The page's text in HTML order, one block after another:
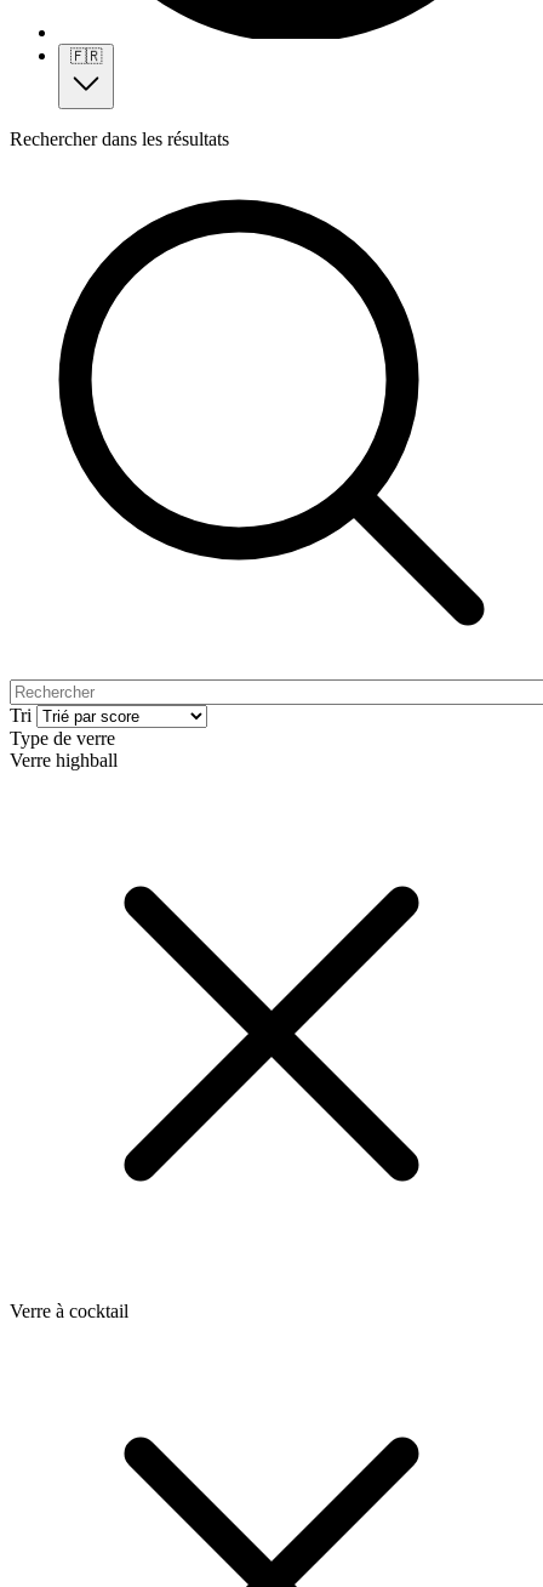
🇫🇷
Rechercher dans les résultats
Tri
Type de verre
Verre highball
Verre à cocktail